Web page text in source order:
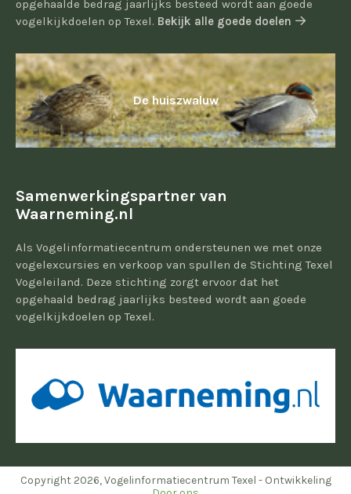
opgehaalde bedrag jaarlijks besteed wordt aan goede
vogelkijkdoelen op Texel. Bekijk alle goede doelen
De huiszwaluw
Samenwerkingspartner van
Waarneming.nl
Als Vogelinformatiecentrum ondersteunen we met onze
vogelexcursies en verkoop van spullen de Stichting Texel
Vogeleiland. Deze stichting zorgt ervoor dat het
opgehaald bedrag jaarlijks besteed wordt aan goede
vogelkijkdoelen op Texel.
Copyright 2026, Vogelinformatiecentrum Texel - Ontwikkeling